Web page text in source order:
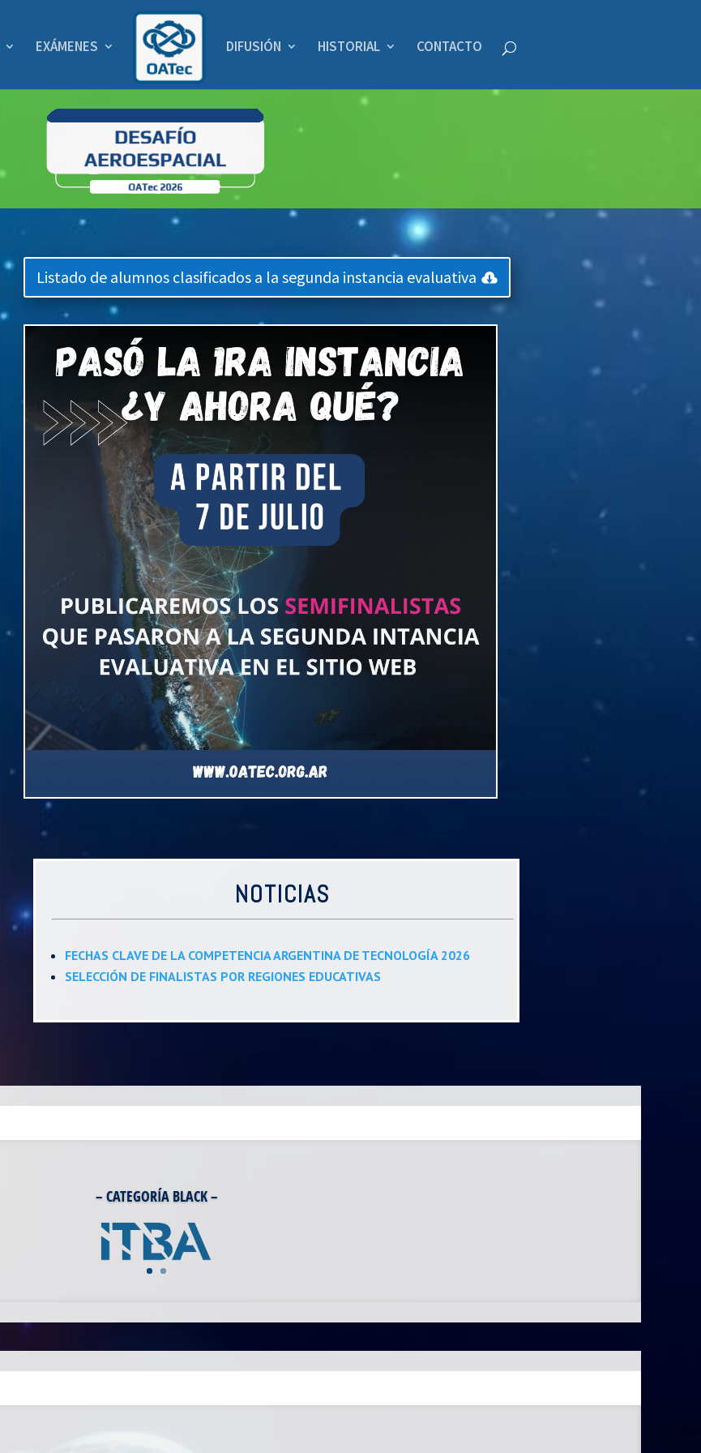
EXÁMENES DIFUSIÓN HISTORIAL CONTACTO
Listado de alumnos clasificados a la segunda instancia evaluativa
NOTICIAS
FECHAS CLAVE DE LA COMPETENCIA ARGENTINA DE TECNOLOGÍA 2026
SELECCIÓN DE FINALISTAS POR REGIONES EDUCATIVAS
– CATEGORÍA BLACK –
– CATEGORÍA PLATINUM –